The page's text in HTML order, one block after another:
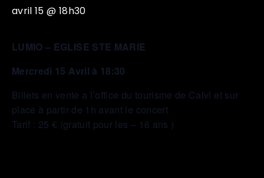
avril 15 @ 18h30
LUMIO – EGLISE STE MARIE
Mercredi 15 Avril à 18:30
Billets en vente a l’office du tourisme de Calvi et sur
place à partir de 1h avant le concert
Tarif : 25 € (gratuit pour les – 16 ans )